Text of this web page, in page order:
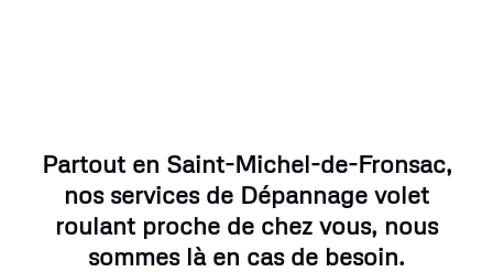
Partout en Saint-Michel-de-Fronsac,
nos services de Dépannage volet
roulant proche de chez vous, nous
sommes là en cas de besoin.